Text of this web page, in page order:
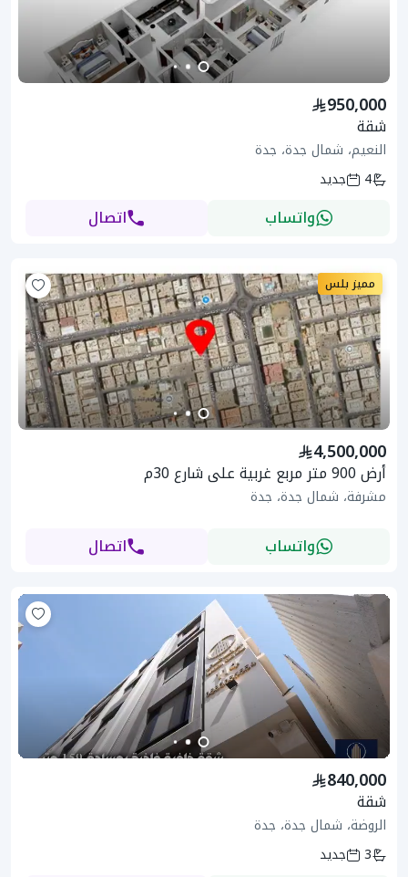
950,000
شقة
النعيم، شمال جدة، جدة
4
جديد
واتساب اتصال
مميز بلس
4,500,000
أرض 900 متر مربع غربية على شارع 30م
مشرفة، شمال جدة، جدة
واتساب اتصال
840,000
شقة
الروضة، شمال جدة، جدة
3
جديد